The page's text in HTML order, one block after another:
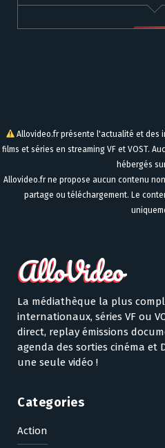
Allovideo.fr présente l'actualité et des
films et séries en streaming VF et VOST.
hébergés
Allovideo.fr ne propose aucun contenu
partage ou téléchargement. Le
La médiathèque la plus
internationaux, séries VF ou
direct, replay émissions
agenda des sorties cinéma et
une seule vidéo !
Categories
Action